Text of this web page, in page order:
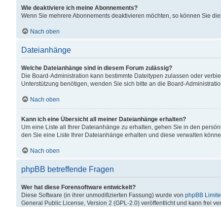
Wie deaktiviere ich meine Abonnements?
Wenn Sie mehrere Abonnements deaktivieren möchten, so können Sie
Nach oben
Dateianhänge
Welche Dateianhänge sind in diesem Forum zulässig?
Die Board-Administration kann bestimmte Dateitypen zulassen oder
Unterstützung benötigen, wenden Sie sich bitte an die Board-
Nach oben
Kann ich eine Übersicht all meiner Dateianhänge erhalten?
Um eine Liste all Ihrer Dateianhänge zu erhalten, gehen Sie in den
den Sie eine Liste Ihrer Dateianhänge erhalten und diese verwalten
Nach oben
phpBB betreffende Fragen
Wer hat diese Forensoftware entwickelt?
Diese Software (in ihrer unmodifizierten Fassung) wurde von phpBB
General Public License, Version 2 (GPL-2.0) veröffentlicht und kann frei